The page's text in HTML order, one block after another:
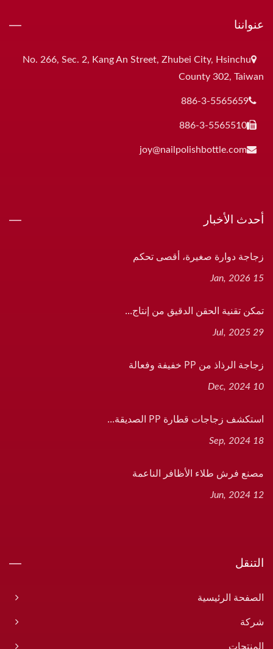
عنواننا
No. 266, Sec. 2, Kang An Street, Zhubei City, Hsinchu
County 302, Taiwan
886-3-5565659
886-3-5565510
joy@nailpolishbottle.com
أحدث الأخبار
زجاجة دوارة صغيرة، أقصى تحكم
15 Jan, 2026
تمكن تقنية الحقن الدقيق من إنتاج...
29 Jul, 2025
زجاجة الرذاذ من PP خفيفة وفعالة
10 Dec, 2024
استكشف زجاجات قطارة PP الصديقة...
18 Sep, 2024
مصنع فرش طلاء الأظافر الناعمة
12 Jun, 2024
التنقل
الصفحة الرئيسية
شركة
المنتجات